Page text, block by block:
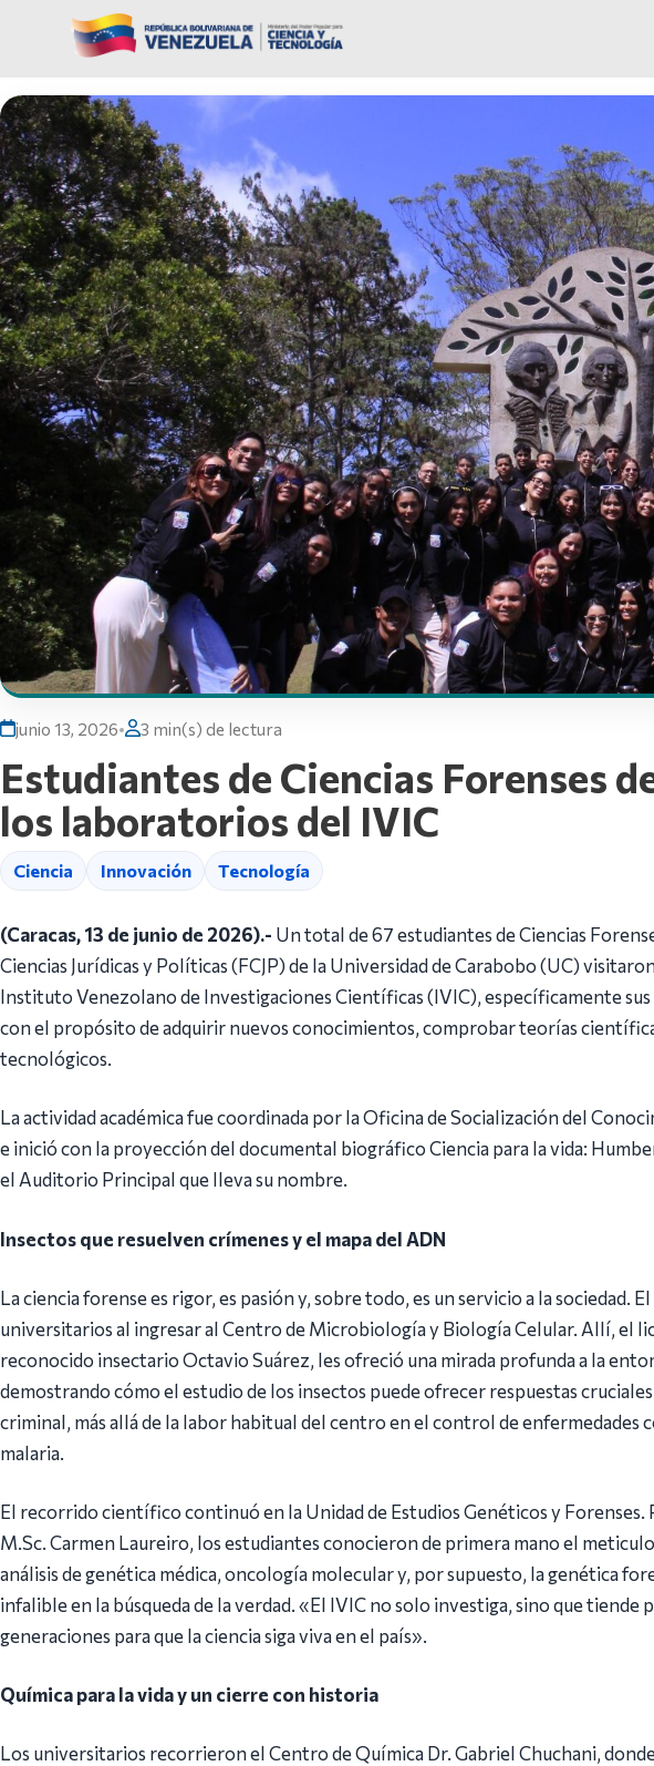
junio 13, 2026• 3 min(s) de lectura
Estudiantes de Ciencias Forenses
los laboratorios del IVIC
Ciencia Innovación Tecnología
(Caracas, 13 de junio de 2026).- Un total de 67 estudiantes de Ciencias
Ciencias Jurídicas y Políticas (FCJP) de la Universidad de Carabobo (UC)
Instituto Venezolano de Investigaciones Científicas (IVIC), específicamente
con el propósito de adquirir nuevos conocimientos, comprobar teorías
tecnológicos.
La actividad académica fue coordinada por la Oficina de Socialización del
e inició con la proyección del documental biográfico Ciencia para la vida:
el Auditorio Principal que lleva su nombre.
Insectos que resuelven crímenes y el mapa del ADN
La ciencia forense es rigor, es pasión y, sobre todo, es un servicio a la sociedad.
universitarios al ingresar al Centro de Microbiología y Biología Celular. Allí, el
reconocido insectario Octavio Suárez, les ofreció una mirada profunda a la
demostrando cómo el estudio de los insectos puede ofrecer respuestas
criminal, más allá de la labor habitual del centro en el control de enfermedades
malaria.
El recorrido científico continuó en la Unidad de Estudios Genéticos y Forenses.
M.Sc. Carmen Laureiro, los estudiantes conocieron de primera mano el
análisis de genética médica, oncología molecular y, por supuesto, la genética
infalible en la búsqueda de la verdad. «El IVIC no solo investiga, sino que tiende
generaciones para que la ciencia siga viva en el país».
Química para la vida y un cierre con historia
Los universitarios recorrieron el Centro de Química Dr. Gabriel Chuchani,